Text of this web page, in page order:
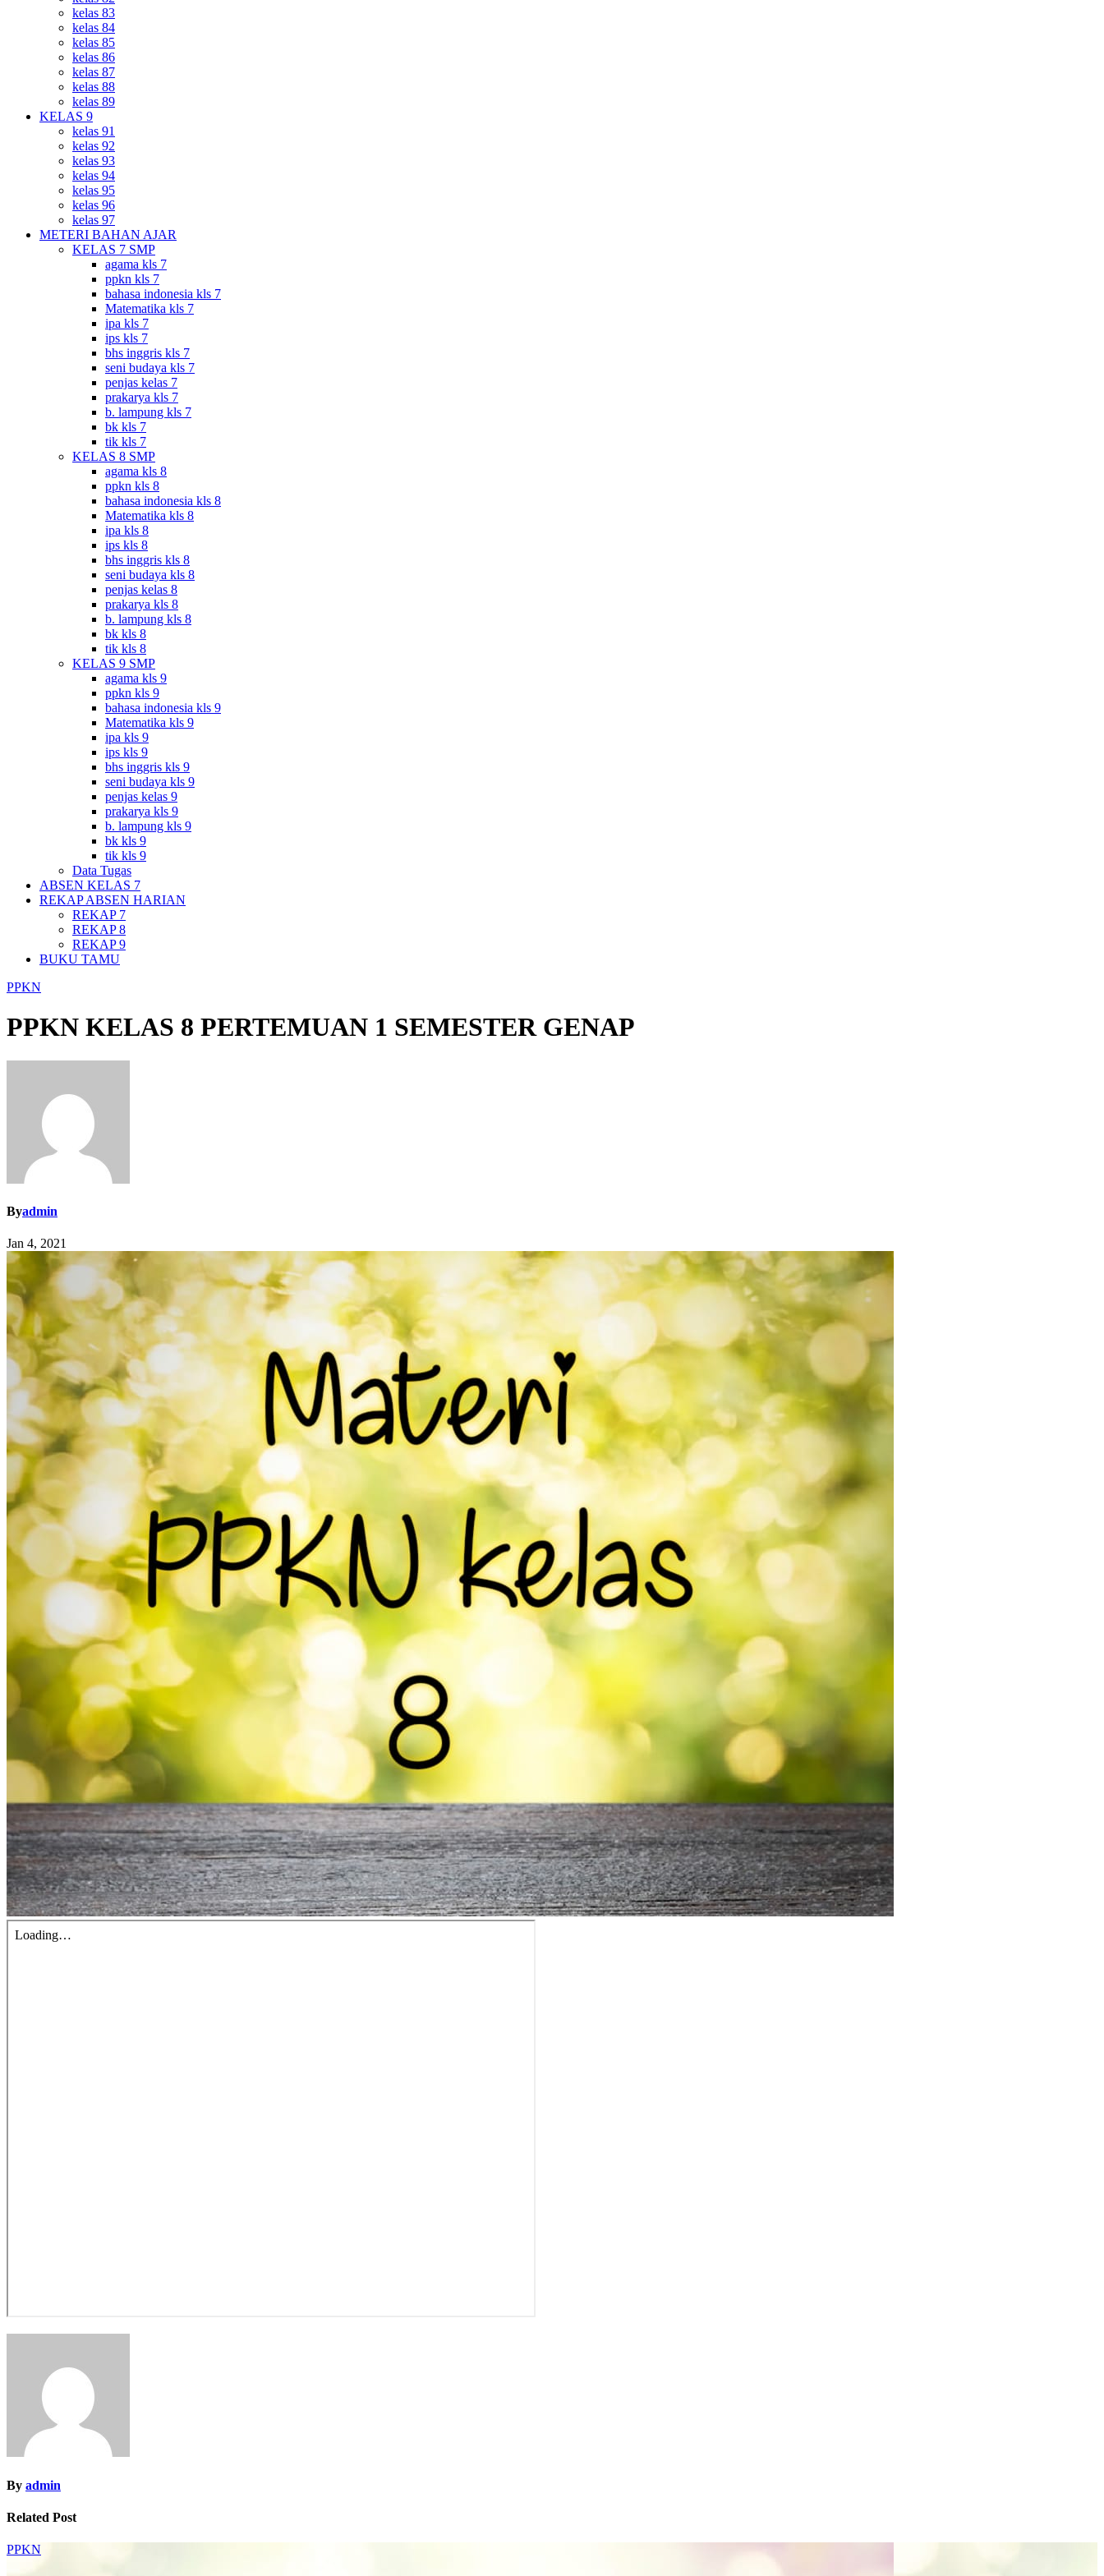
kelas 83
kelas 84
kelas 85
kelas 86
kelas 87
kelas 88
kelas 89
KELAS 9
kelas 91
kelas 92
kelas 93
kelas 94
kelas 95
kelas 96
kelas 97
METERI BAHAN AJAR
KELAS 7 SMP
agama kls 7
ppkn kls 7
bahasa indonesia kls 7
Matematika kls 7
ipa kls 7
ips kls 7
bhs inggris kls 7
seni budaya kls 7
penjas kelas 7
prakarya kls 7
b. lampung kls 7
bk kls 7
tik kls 7
KELAS 8 SMP
agama kls 8
ppkn kls 8
bahasa indonesia kls 8
Matematika kls 8
ipa kls 8
ips kls 8
bhs inggris kls 8
seni budaya kls 8
penjas kelas 8
prakarya kls 8
b. lampung kls 8
bk kls 8
tik kls 8
KELAS 9 SMP
agama kls 9
ppkn kls 9
bahasa indonesia kls 9
Matematika kls 9
ipa kls 9
ips kls 9
bhs inggris kls 9
seni budaya kls 9
penjas kelas 9
prakarya kls 9
b. lampung kls 9
bk kls 9
tik kls 9
Data Tugas
ABSEN KELAS 7
REKAP ABSEN HARIAN
REKAP 7
REKAP 8
REKAP 9
BUKU TAMU
PPKN
PPKN KELAS 8 PERTEMUAN 1 SEMESTER GENAP
Byadmin
Jan 4, 2021
By admin
Related Post
PPKN